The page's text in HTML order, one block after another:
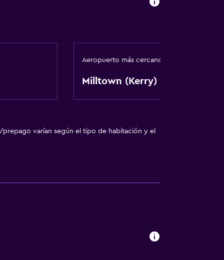
Aeropuerto más cercano
Milltown (Kerry)
varían según el tipo de habitación y el